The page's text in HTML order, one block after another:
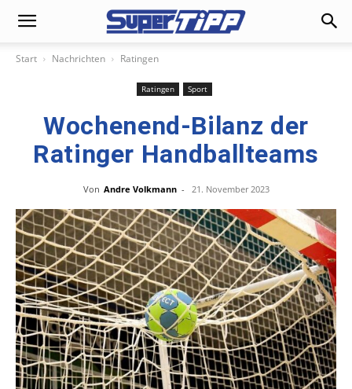
Start Nachrichten Ratingen
Ratingen Sport
Wochenend-Bilanz der
Ratinger Handballteams
Von Andre Volkmann - 21. November 2023